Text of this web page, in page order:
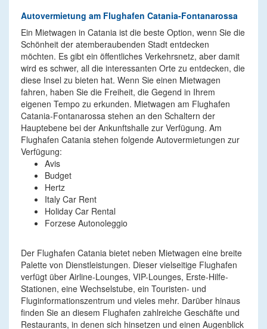
Autovermietung am Flughafen Catania-Fontanarossa
Ein Mietwagen in Catania ist die beste Option, wenn Sie die
Schönheit der atemberaubenden Stadt entdecken
möchten. Es gibt ein öffentliches Verkehrsnetz, aber damit
wird es schwer, all die interessanten Orte zu entdecken, die
diese Insel zu bieten hat. Wenn Sie einen Mietwagen
fahren, haben Sie die Freiheit, die Gegend in Ihrem
eigenen Tempo zu erkunden. Mietwagen am Flughafen
Catania-Fontanarossa stehen an den Schaltern der
Hauptebene bei der Ankunftshalle zur Verfügung. Am
Flughafen Catania stehen folgende Autovermietungen zur
Verfügung:
Avis
Budget
Hertz
Italy Car Rent
Holiday Car Rental
Forzese Autonoleggio
Der Flughafen Catania bietet neben Mietwagen eine breite
Palette von Dienstleistungen. Dieser vielseitige Flughafen
verfügt über Airline-Lounges, VIP-Lounges, Erste-Hilfe-
Stationen, eine Wechselstube, ein Touristen- und
Fluginformationszentrum und vieles mehr. Darüber hinaus
finden Sie an diesem Flughafen zahlreiche Geschäfte und
Restaurants, in denen sich hinsetzen und einen Augenblick